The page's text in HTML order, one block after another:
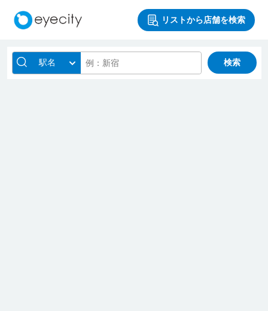
リストから店舗を検索
駅名 検索